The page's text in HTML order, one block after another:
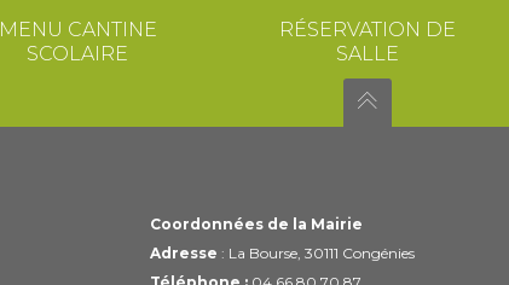
MENU CANTINE
SCOLAIRE
RÉSERVATION DE
SALLE
Coordonnées de la Mairie
Adresse : La Bourse, 30111 Congénies
Téléphone :04 66 80 70 87